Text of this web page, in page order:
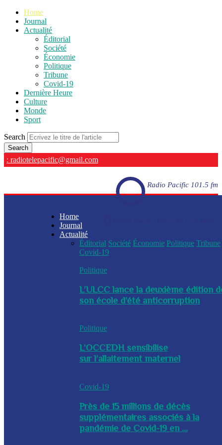
Home
Journal
Actualité
Éditorial
Société
Économie
Politique
Tribune
Covid-19
Dernière Heure
Culture
Monde
Sport
Search
: radiotelepacific@gmail.com
Radio Pacific 101.5 fm
Home
Journal
Actualité
Éditorial Société Économie Politique Tribune
Covid-19
Politique
L’ULCC lance la deuxième édition
son école d’été anticorruption
Politique
L’OCCEDH sensibilise
sur l’allaitement maternel
Covid-19
Près de 15 millions de décès
supplémentaires associés à la
pandémie de Covid-19 en ...